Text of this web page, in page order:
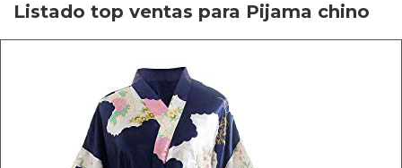
Listado top ventas para Pijama chino